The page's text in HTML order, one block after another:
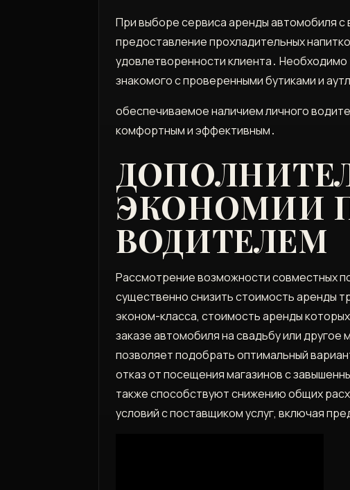
При выборе сервиса аренды автомобиля с
предоставление прохладительных
удовлетворенности клиента․ Необходимо
знакомого с проверенными бутиками и
обеспечиваемое наличием личного
комфортным и эффективным․
ЭКОНОМИИ
ВОДИТЕЛЕМ
Рассмотрение возможности совместных
существенно снизить стоимость аренды
эконом-класса, стоимость аренды
заказе автомобиля на свадьбу или
позволяет подобрать оптимальный
отказ от посещения магазинов с
также способствуют снижению общих
условий с поставщиком услуг, включая